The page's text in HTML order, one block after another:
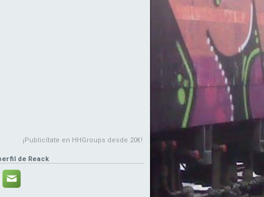
¡Publicítate en HHGroups desde 20€!
de Reack